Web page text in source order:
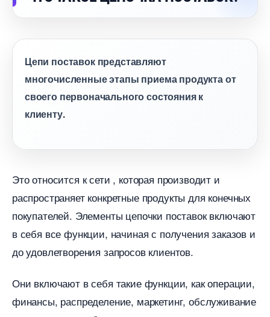
Цепи поставок представляют
многочисленные этапы приема продукта от
своего первоначального состояния к
клиенту.
Это относится к сети , которая производит и
распространяет конкретные продукты для конечных
покупателей. Элементы цепочки поставок включают
себя все функции, начиная с получения заказов и
до удовлетворения запросов клиентов.
Они включают в себя такие функции, как операции,
финансы, распределение, маркетинг, обслуживание